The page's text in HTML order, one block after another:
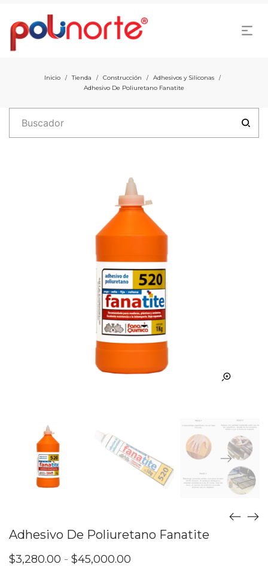
Inicio / Tienda / Construcción / Adhesivos y Siliconas /
Adhesivo De Poliuretano Fanatite
Adhesivo De Poliuretano Fanatite
$3,280.00 - $45,000.00